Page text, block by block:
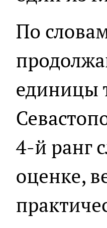
По
единицы
4-й ранг
оценке,